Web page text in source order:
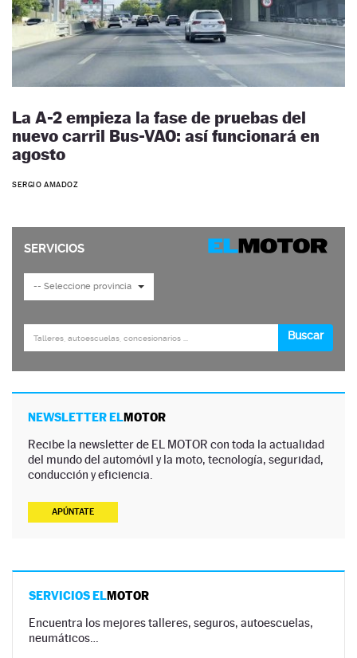
La A-2 empieza la fase de pruebas del
nuevo carril Bus-VAO: así funcionará en
agosto
SERGIO AMADOZ
NEWSLETTER ELMOTOR
Recibe la newsletter de EL MOTOR con toda la actualidad
del mundo del automóvil y la moto, tecnología, seguridad,
conducción y eficiencia.
APÚNTATE
SERVICIOS ELMOTOR
Encuentra los mejores talleres, seguros, autoescuelas,
neumáticos…